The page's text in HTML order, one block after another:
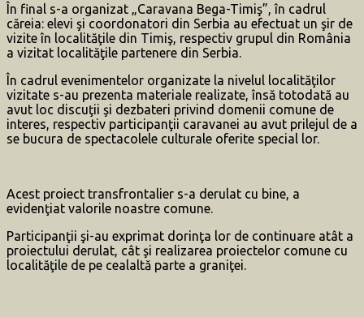
În final s-a organizat „Caravana Bega-Timiş”, în cadrul
căreia: elevi şi coordonatori din Serbia au efectuat un şir de
vizite în localităţile din Timiş, respectiv grupul din România
a vizitat localităţile partenere din Serbia.
În cadrul evenimentelor organizate la nivelul localităţilor
vizitate s-au prezenta materiale realizate, însă totodată au
avut loc discuţii şi dezbateri privind domenii comune de
interes, respectiv participanţii caravanei au avut prilejul de a
se bucura de spectacolele culturale oferite special lor.
Acest proiect transfrontalier s-a derulat cu bine, a
evidenţiat valorile noastre comune.
Participanţii şi-au exprimat dorinţa lor de continuare atât a
proiectului derulat, cât şi realizarea proiectelor comune cu
localităţile de pe cealaltă parte a graniţei.